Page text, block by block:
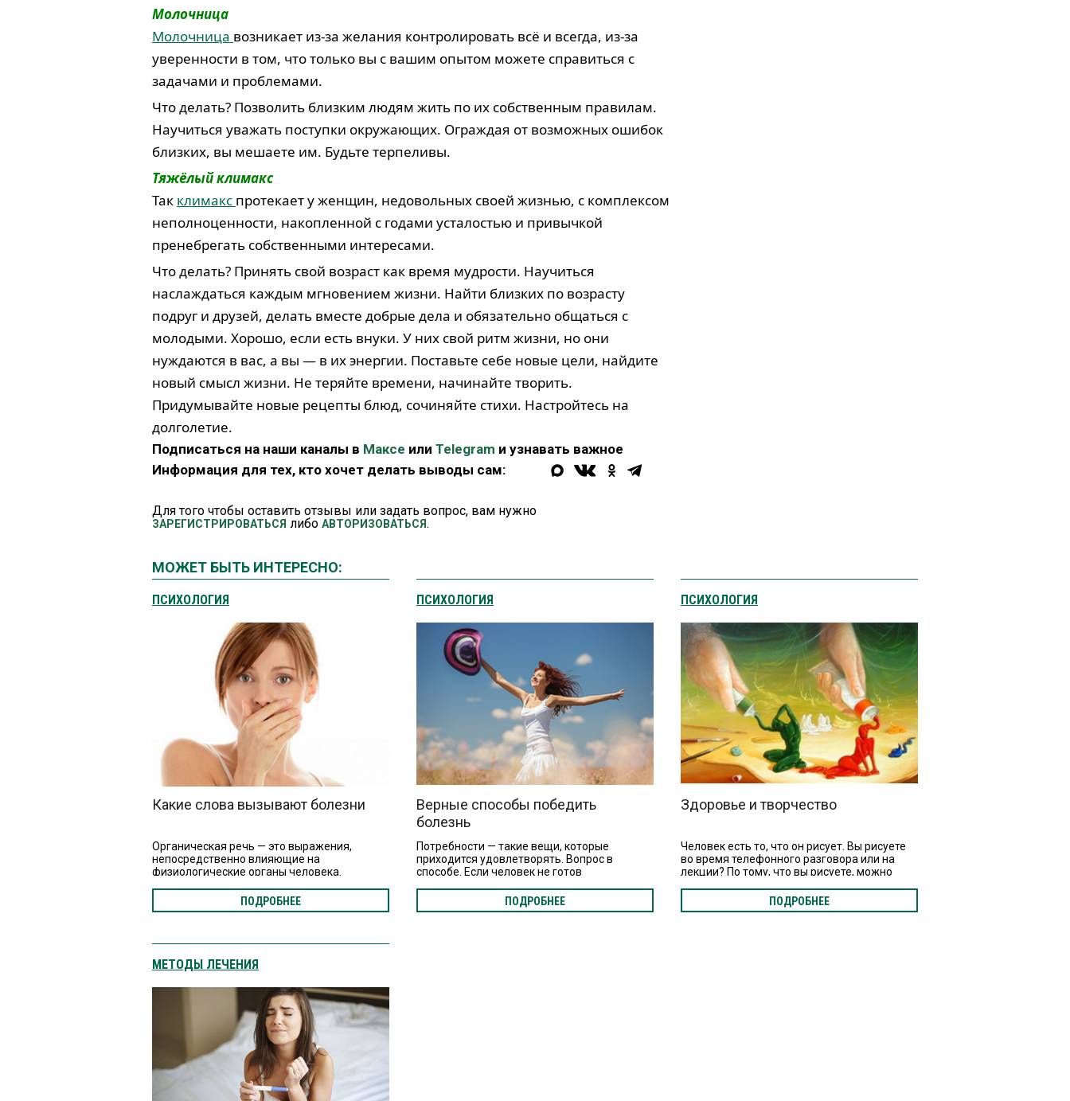
Молочница
Молочница возникает из-за желания контролировать всё и всегда, из-за
уверенности в том, что только вы с вашим опытом можете справиться с
задачами и проблемами.
Что делать? Позволить близким людям жить по их собственным правилам.
Научиться уважать поступки окружающих. Ограждая от возможных ошибок
близких, вы мешаете им. Будьте терпеливы.
Тяжёлый климакс
Так климакс протекает у женщин, недовольных своей жизнью, с комплексом
неполноценности, накопленной с годами усталостью и привычкой
пренебрегать собственными интересами.
Что делать? Принять свой возраст как время мудрости. Научиться
наслаждаться каждым мгновением жизни. Найти близких по возрасту
подруг и друзей, делать вместе добрые дела и обязательно общаться с
молодыми. Хорошо, если есть внуки. У них свой ритм жизни, но они
нуждаются в вас, а вы — в их энергии. Поставьте себе новые цели, найдите
новый смысл жизни. Не теряйте времени, начинайте творить.
Придумывайте новые рецепты блюд, сочиняйте стихи. Настройтесь на
долголетие.
Подписаться на наши каналы в Максе или Telegram и узнавать важное
Информация для тех, кто хочет делать выводы сам:
Для того чтобы оставить отзывы или задать вопрос, вам нужно
ЗАРЕГИСТРИРОВАТЬСЯ либо АВТОРИЗОВАТЬСЯ.
МОЖЕТ БЫТЬ ИНТЕРЕСНО:
ПСИХОЛОГИЯ
Какие слова вызывают болезни
Органическая речь — это выражения,
непосредственно влияющие на
физиологические органы человека.
убеждаем себя заболеть. И добиваемся
своего. Всем нам эти выражения отлично
ПОДРОБНЕЕ
ПСИХОЛОГИЯ
Верные способы победить
болезнь
Потребности — такие вещи, которые
приходится удовлетворять. Вопрос в
способе. Если человек не готов
бессознательно эти потребности будут
удовлетворяться посредством болезни.
ПОДРОБНЕЕ
ПСИХОЛОГИЯ
Здоровье и творчество
Человек есть то, что он рисует. Вы рисуете
во время телефонного разговора или на
лекции? По тому, что вы рисуете, можно
беспокоит. Проверим?ПОДРОБНЕЕ
МЕТОДЫ ЛЕЧЕНИЯ